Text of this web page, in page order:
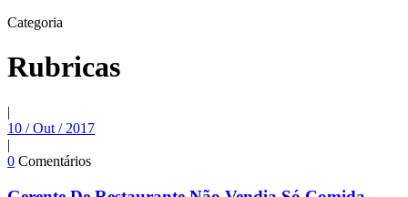
Categoria
Rubricas
|
10 / Out / 2017
|
0 Comentários